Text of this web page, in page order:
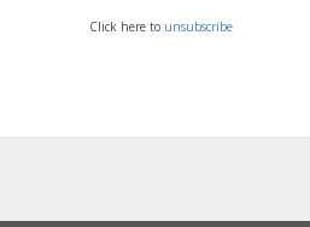
Click here to unsubscribe